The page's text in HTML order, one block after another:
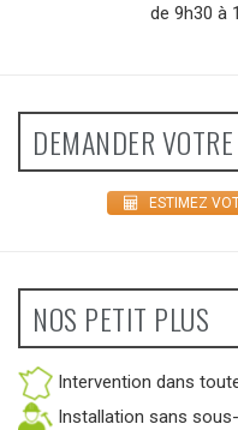
de 9h30 à
DEMANDER
ESTIMEZ
NOS PETIT PLUS
Intervention dans
Installation sans